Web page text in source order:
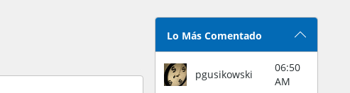
Lo Más Comentado
pgusikowski
06:50
AM